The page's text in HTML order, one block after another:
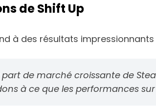
de Shift Up
à des résultats
part de marché croissante de
à ce que les performances sur